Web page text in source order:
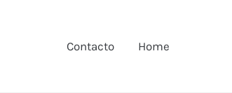
Contacto Home